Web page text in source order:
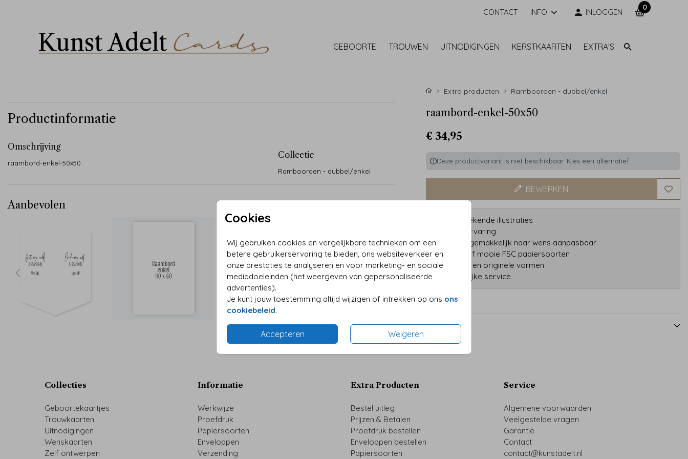
CONTACT INFO INLOGGEN
0
GEBOORTE TROUWEN UITNODIGINGEN KERSTKAARTEN EXTRA'S
Cookies
Wij gebruiken cookies en vergelijkbare technieken om een
betere gebruikerservaring te bieden, ons websiteverkeer en
onze prestaties te analyseren en voor marketing- en sociale
mediadoeleinden (het weergeven van gepersonaliseerde
advertenties).
Je kunt jouw toestemming altijd wijzigen of intrekken op ons ons
cookiebeleid.
Accepteren Weigeren
Productinformatie
Omschrijving
raambord-enkel-50x50
Collectie
Ramboorden - dubbel/enkel
Aanbevolen
Extra producten Ramboorden - dubbel/enkel
raambord-enkel-50x50
€ 34,95
Deze productvariant is niet beschikbaar. Kies een alternatief.
BEWERKEN
• Handgetekende illustraties
• 90 jaar ervaring
• Designs gemakkelijk naar wens aanpasbaar
• Kwalitatief mooie FSC papiersoorten
• Foliedruk en originele vormen
• Persoonlijke service
Prijzen
Collecties
Geboortekaartjes
Trouwkaarten
Uitnodigingen
Wenskaarten
Zelf ontwerpen
Informatie
Werkwijze
Proefdruk
Papiersoorten
Enveloppen
Verzending
Extra Producten
Bestel uitleg
Prijzen & Betalen
Proefdruk bestellen
Enveloppen bestellen
Papiersoorten
Service
Algemene voorwaarden
Veelgestelde vragen
Garantie
Contact
contact@kunstadelt.nl